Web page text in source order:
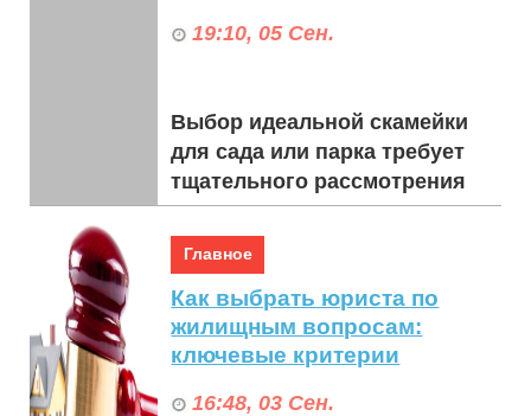
19:10, 05 Сен.
Выбор идеальной скамейки
для сада или парка требует
тщательного рассмотрения
материалов и элементов
дизайна. Правильно
подобранная скамейка не то...
Главное
Как выбрать юриста по
жилищным вопросам:
ключевые критерии
16:48, 03 Сен.